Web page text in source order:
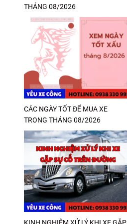
THÁNG 08/2026
CÁC NGÀY TỐT ĐỂ MUA XE
TRONG THÁNG 08/2026